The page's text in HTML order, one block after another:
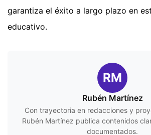
garantiza el éxito a largo plazo en
educativo.
RM
Rubén Martínez
Con trayectoria en redacciones y
Rubén Martínez publica contenidos
documentados.